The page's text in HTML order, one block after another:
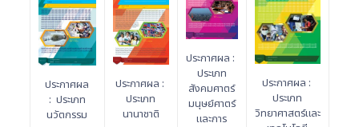
ประกาศผล
: ประเภท
นวัตกรรม
ประกาศผล :
ประเภท
นานาชาติ
ประกาศผล :
ประเภท
สังคมศาตร์
มนุษย์ศาตร์
และการ
ประกาศผล :
ประเภท
วิทยาศาสตร์และ